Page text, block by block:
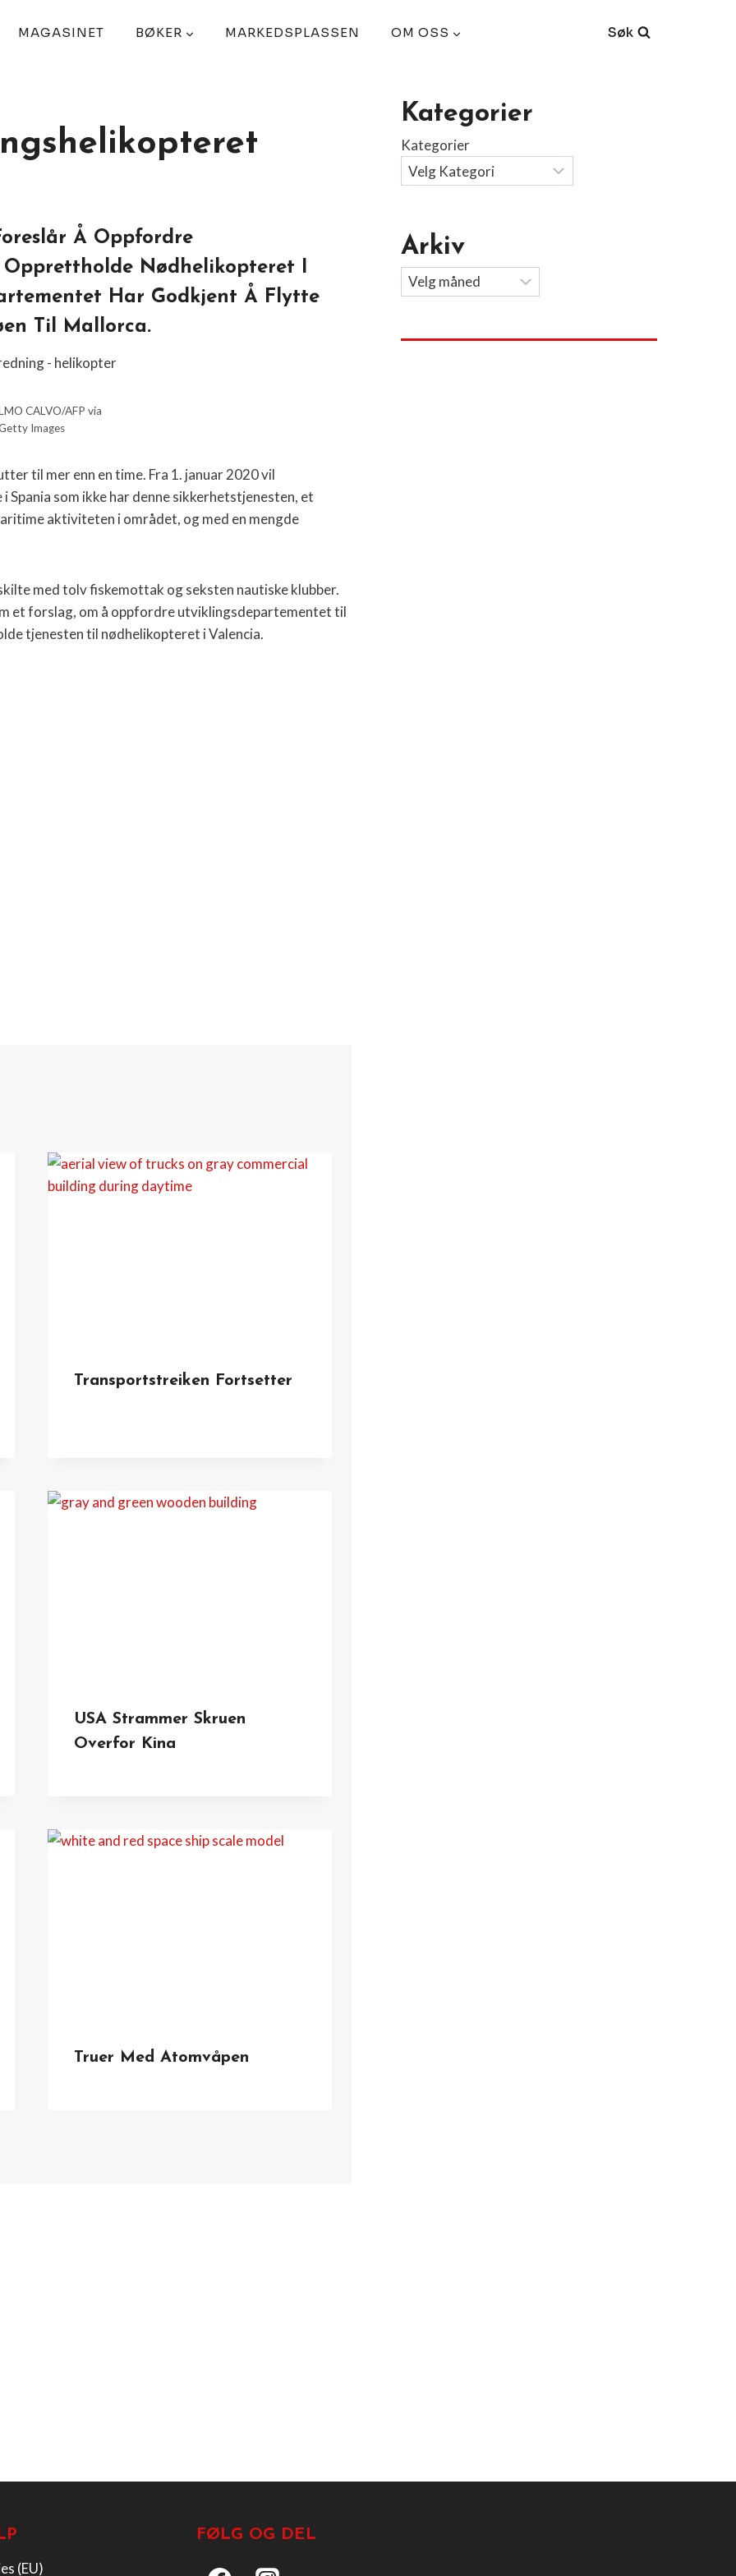
MAGASINET BØKER MARKEDSPLASSEN OM OSS Søk
Å Oppfordre
Nødhelikopteret I
Har Godkjent Å Flytte
Til Mallorca.
CALVO/AFP via
Images
til mer enn en time. Fra 1. januar 2020 vil
som ikke har denne sikkerhetstjenesten, et
aktiviteten i området, og med en mengde
med tolv fiskemottak og seksten nautiske klubber.
et forslag, om å oppfordre utviklingsdepartementet til
tjenesten til nødhelikopteret i Valencia.
Transportstreiken Fortsetter
USA Strammer Skruen
Overfor Kina
Truer Med Atomvåpen
Kategorier
Kategorier
Arkiv
Arkiv
(EU)
FØLG OG DEL